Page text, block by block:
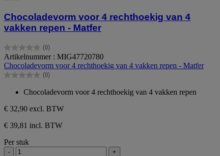
Chocoladevorm voor 4 rechthoekig van 4
vakken repen - Matfer
(0)
0.0
van
de
5
Artikelnummer : MIG47720780
Chocoladevorm voor 4 rechthoekig van 4 vakken repen - Matfer
(0)
0.0
5
sterren.
Chocoladevorm voor 4 rechthoekig van 4 vakken repen
€ 32,90 excl. BTW
€ 39,81 incl. BTW
Per stuk
- +